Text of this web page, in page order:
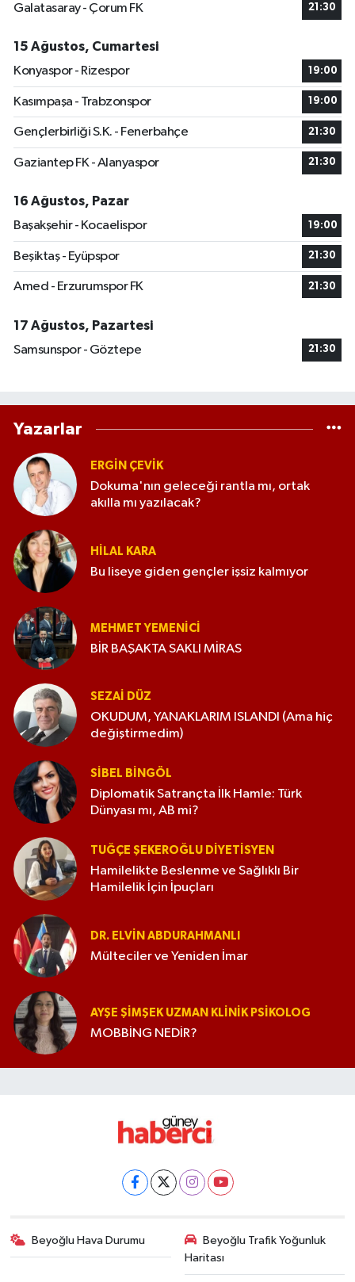
Galatasaray - Çorum FK
21:30
15 Ağustos, Cumartesi
Konyaspor - Rizespor
19:00
Kasımpaşa - Trabzonspor 19:00
Gençlerbirliği S.K. - Fenerbahçe 21:30
Gaziantep FK - Alanyaspor 21:30
16 Ağustos, Pazar
Başakşehir - Kocaelispor
19:00
Beşiktaş - Eyüpspor 21:30
Amed - Erzurumspor FK 21:30
17 Ağustos, Pazartesi
Samsunspor - Göztepe
21:30
Yazarlar
ERGIN ÇEVİK
Dokuma'nın geleceği rantla mı, ortak
akılla mı yazılacak?
HILAL KARA
Bu liseye giden gençler işsiz kalmıyor
MEHMET YEMENICI
BİR BAŞAKTA SAKLI MİRAS
SEZAI DÜZ
OKUDUM, YANAKLARIM ISLANDI (Ama hiç
değiştirmedim)
SIBEL BINGÖL
Diplomatik Satrançta İlk Hamle: Türk
Dünyası mı, AB mi?
TUĞÇE ŞEKEROĞLU DIYETISYEN
Hamilelikte Beslenme ve Sağlıklı Bir
Hamilelik İçin İpuçları
DR. ELVIN ABDURAHMANLI
Mülteciler ve Yeniden İmar
AYŞE ŞIMŞEK UZMAN KLINIK PSIKOLOG
MOBBİNG NEDİR?
Beyoğlu Hava Durumu
Beyoğlu Trafik Yoğunluk
Haritası